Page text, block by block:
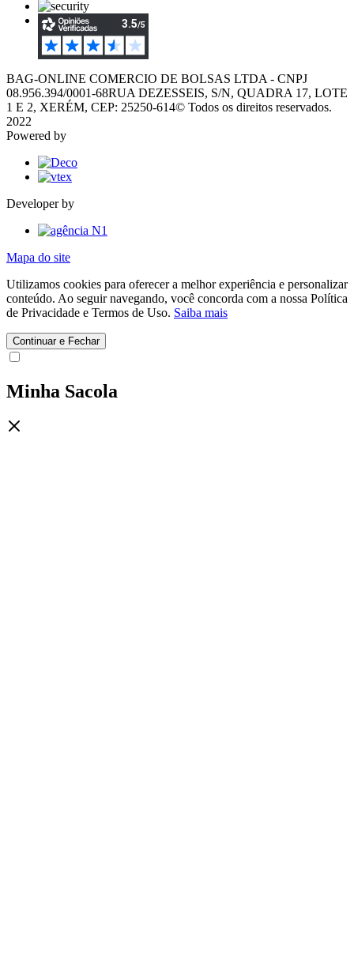
BAG-ONLINE COMERCIO DE BOLSAS LTDA - CNPJ
08.956.394/0001-68RUA DEZESSEIS, S/N, QUADRA 17, LOTE
1 E 2, XERÉM, CEP: 25250-614© Todos os direitos reservados.
2022
Powered by
Developer by
Mapa do site
Utilizamos cookies para oferecer a melhor experiência e personalizar
conteúdo. Ao seguir navegando, você concorda com a nossa Política
de Privacidade e Termos de Uso. Saiba mais
Continuar e Fechar
Minha Sacola